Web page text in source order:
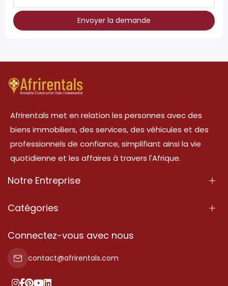
Envoyer la demande
Afrirentals met en relation les personnes avec des
biens immobiliers, des services, des véhicules et des
professionnels de confiance, simplifiant ainsi la vie
quotidienne et les affaires à travers l'Afrique.
Notre Entreprise
À Propos
Conditions d'Utilisation
Politique de Confidentialité
Catégories
Propriété
Propriété à vendre
Propriété à louer
Connectez-vous avec nous
contact@afrirentals.com